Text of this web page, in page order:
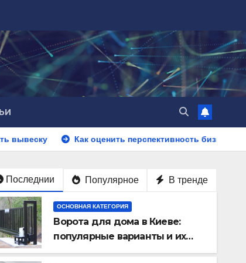
Как оценить перспективность бизнес-идеи до запуска
Последнии Популярное В тренде
ОСНОВНАЯ КАТЕГОРИЯ
Ворота для дома в Киеве:
популярные варианты и их
особенности